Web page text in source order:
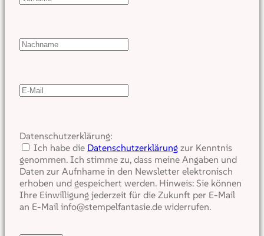
Datenschutzerklärung:
Ich habe die Datenschutzerklärung zur Kenntnis
genommen. Ich stimme zu, dass meine Angaben und
Daten zur Aufnhame in den Newsletter elektronisch
erhoben und gespeichert werden. Hinweis: Sie können
Ihre Einwilligung jederzeit für die Zukunft per E-Mail
an E-Mail info@stempelfantasie.de widerrufen.